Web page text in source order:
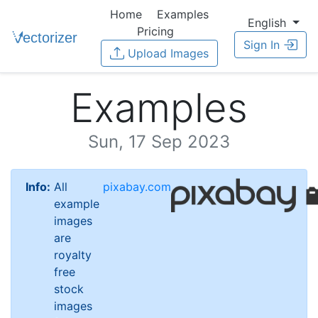
Home
Examples
Pricing
Upload Images
English
Sign In
Examples
Sun, 17 Sep 2023
Info: All
example
images
are
royalty
free
stock
images
pixabay.com